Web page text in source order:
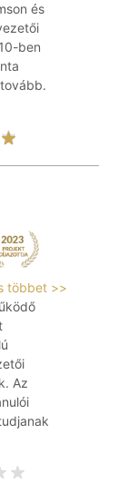
és
ben
többet >>
Az